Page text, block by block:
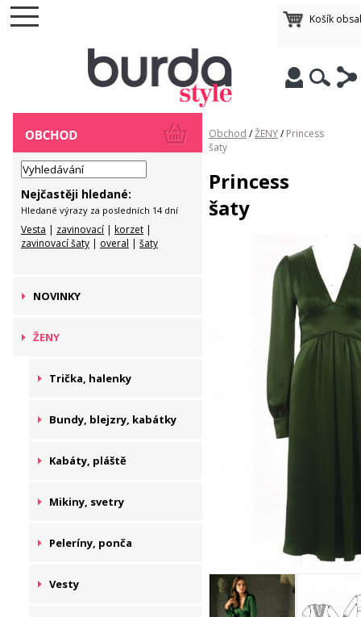
Košík
Nejčastěji hledané:
Hledané výrazy za posledních 14 dní
Vesta | zavinovací | korzet |
zavinovací šaty | overal | šaty
NOVINKY
ŽENY
Trička, halenky
Bundy, blejzry, kabátky
Kabáty, pláště
Mikiny, svetry
Peleríny, ponča
Vesty
Obchod /ŽENY/ Princess
šaty
Princess
šaty